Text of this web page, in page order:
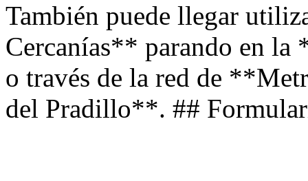
También puede llegar
Cercanías** parando en
o través de la red de
del Pradillo**. ##